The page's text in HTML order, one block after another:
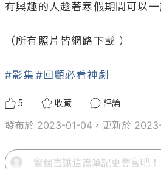
有興趣的人趁著寒假期間可以
（所有照片皆網路下載 ）
#影集 #回顧必看神劇
5 收藏
評論
發布於 2023-01-04，更新於